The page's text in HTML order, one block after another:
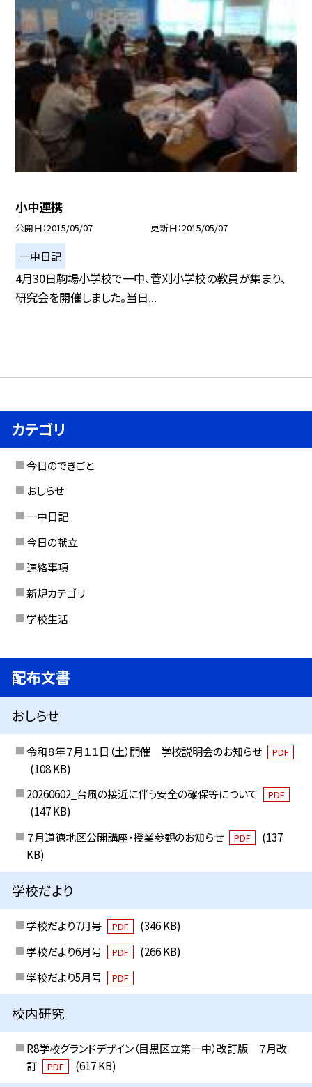
小中連携
公開日 2015/05/07 更新日 2015/05/07
一中日記
4月30日駒場小学校で一中、菅刈小学校の教員が集まり、
研究会を開催しました。当日...
カテゴリ
今日のできごと
おしらせ
一中日記
今日の献立
連絡事項
新規カテゴリ
学校生活
配布文書
おしらせ
令和８年７月１１日（土）開催 学校説明会のお知らせ PDF
(108 KB)
20260602_台風の接近に伴う安全の確保等について
PDF
(147 KB)
７月道徳地区公開講座・授業参観のお知らせ
PDF
(137
KB)
学校だより
学校だより7月号 PDF
(346 KB)
学校だより6月号
PDF
(266 KB)
学校だより5月号
PDF
校内研究
R8学校グランドデザイン（目黒区立第一中）改訂版 ７月改
訂
PDF (617 KB)